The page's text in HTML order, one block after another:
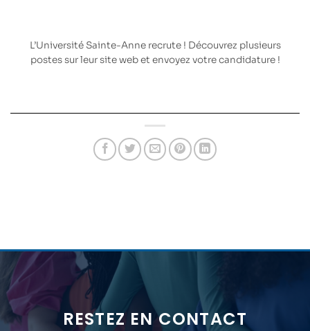
L’Université Sainte-Annerecrute ! Découvrez plusieurs
postes sur leur site web et envoyez votre candidature !
RESTEZ EN CONTACT